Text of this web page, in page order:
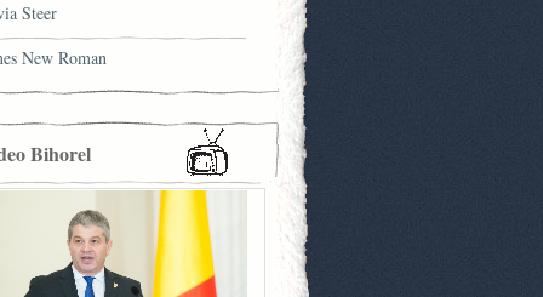
Steer
New Roman
Bihorel